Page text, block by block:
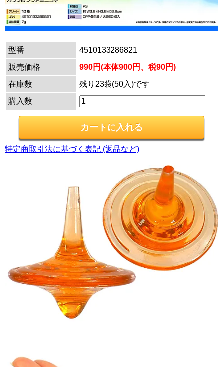
型番
4510133286821
販売価格
990円(本体900円、税90円)
在庫数
残り23袋(50入)です
購入数
特定商取引法に基づく表記 (返品など)